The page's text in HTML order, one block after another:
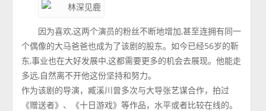
因为喜欢,这两个演员的粉丝不断地增加,甚至连拥有同一
个偶像的大马爸爸也成为了该剧的股东。如今已经56岁的靳
东,事业也在大好发展中,这都需要更多的机会去展现。他能走
多远,自然离不开他这份坚持和努力。
作为该剧的导演，臧溪川曾多次与大导张艺谋合作，拍过
《赠送者》、《十日游戏》等作品，水平或者比较在线的。